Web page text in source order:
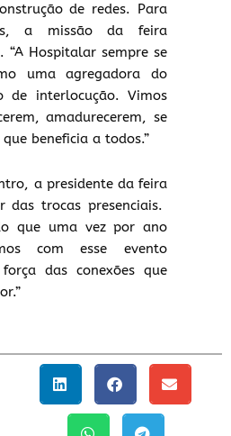
de redes. Para
a missão da feira
“A Hospitalar sempre se
uma agregadora do
de interlocução. Vimos
amadurecerem, se
beneficia a todos.”
a presidente da feira
das trocas presenciais.
que uma vez por ano
com esse evento
das conexões que